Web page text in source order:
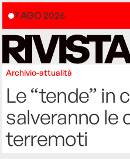
7 AGO 2026
Archivio-attualità
Le “tende” in
salveranno le
terremoti